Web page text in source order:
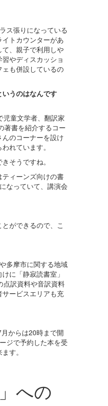
ス張りになっている
トカウンターがあ
、親子で利用しや
やディスカッショ
も併設しているの
うのはなんです
児童文学者、翻訳家
著書を紹介するコー
のコーナーを設け
れています。
そうですね。
ィーンズ向けの書
なっていて、講演会
ができるので、こ
多摩市に関する地域
に「静寂読書室」
点訳資料や音訳資料
ービスエリアも充
からは20時まで開
ジで予約した本を受
す。
への